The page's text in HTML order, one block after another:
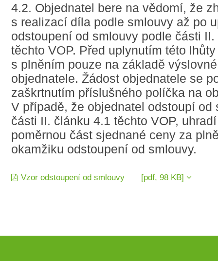
4.2. Objednatel bere na vědomí, že
s realizací díla podle smlouvy až po
odstoupení od smlouvy podle části
těchto VOP. Před uplynutím této
s plněním pouze na základě
objednatele. Žádost objednatele se
zaškrtnutím příslušného políčka na
V případě, že objednatel odstoupí od
části II. článku 4.1 těchto VOP,
poměrnou část sjednané ceny za
okamžiku odstoupení od smlouvy.
Vzor odstoupení od smlouvy [pdf, 98 KB]